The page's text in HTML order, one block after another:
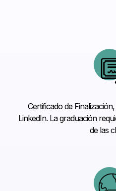
Certificado de
LinkedIn. La graduación
de las